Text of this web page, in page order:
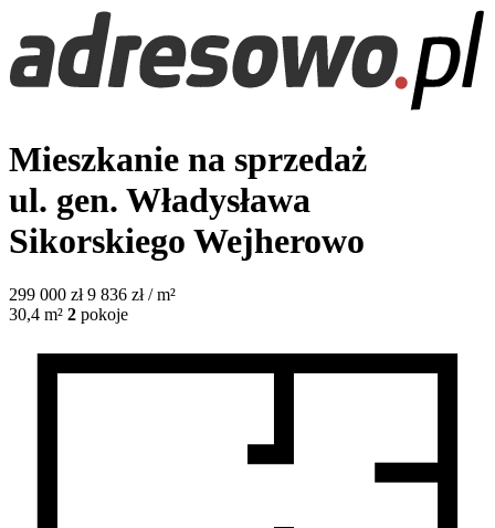
Mieszkanie na sprzedaż
ul. gen. Władysława
Sikorskiego Wejherowo
299 000 zł 9 836 zł / m²
30,4 m² 2 pokoje